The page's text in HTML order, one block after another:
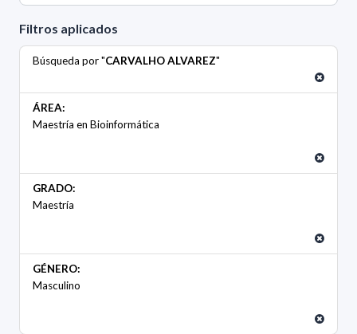
Filtros aplicados
Búsqueda por "CARVALHO ALVAREZ"
ÁREA:
Maestría en Bioinformática
GRADO:
Maestría
GÉNERO:
Masculino